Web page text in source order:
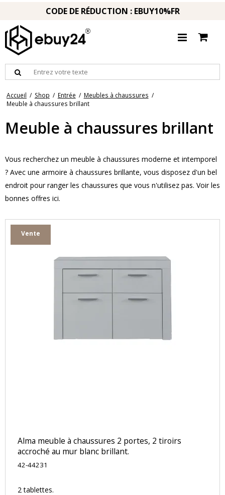
CODE DE RÉDUCTION : EBUY10%FR
Accueil / Shop / Entrée / Meubles à chaussures /
Meuble à chaussures brillant
Meuble à chaussures brillant
Vous recherchez un meuble à chaussures moderne et intemporel
? Avec une armoire à chaussures brillante, vous disposez d'un bel
endroit pour ranger les chaussures que vous n'utilisez pas. Voir les
bonnes offres ici.
Vente
Alma meuble à chaussures 2 portes, 2 tiroirs
accroché au mur blanc brillant.
42-44231
2 tablettes.